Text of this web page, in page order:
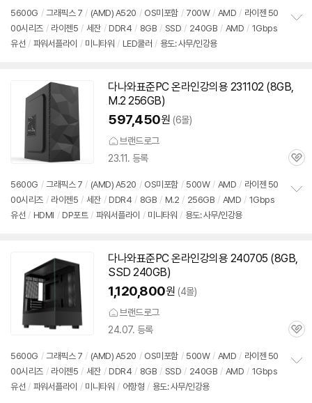
5600G / 그래픽스 7 / (AMD) A520 / OS미포함 / 700W / AMD / 라이젠 50
00시리즈 / 라이젠5 / 세잔 / DDR4 / 8GB / SSD / 240GB / AMD / 1Gbps
유선 / 파워서플라이 / 미니타워 / LED쿨러 / 용도: 사무/인강용
다나와표준PC 온라인강의용 231102 (8GB,
M.2 256GB)
597,450원 (6몰)
브랜드로그
23.11. 등록
관
5600G / 그래픽스 7 / (AMD) A520 / OS미포함 / 500W / AMD / 라이젠 50
00시리즈 / 라이젠5 / 세잔 / DDR4 / 8GB / M.2 / 256GB / AMD / 1Gbps
유선 / HDMI / DP포트 / 파워서플라이 / 미니타워 / 용도: 사무/인강용
다나와표준PC 온라인강의용 240705 (8GB,
SSD 240GB)
1,120,800원 (4몰)
브랜드로그
24.07. 등록
관
5600G / 그래픽스 7 / (AMD) A520 / OS미포함 / 500W / AMD / 라이젠 50
00시리즈 / 라이젠5 / 세잔 / DDR4 / 8GB / SSD / 240GB / AMD / 1Gbps
유선 / 파워서플라이 / 미니타워 / 어항형 / 용도: 사무/인강용